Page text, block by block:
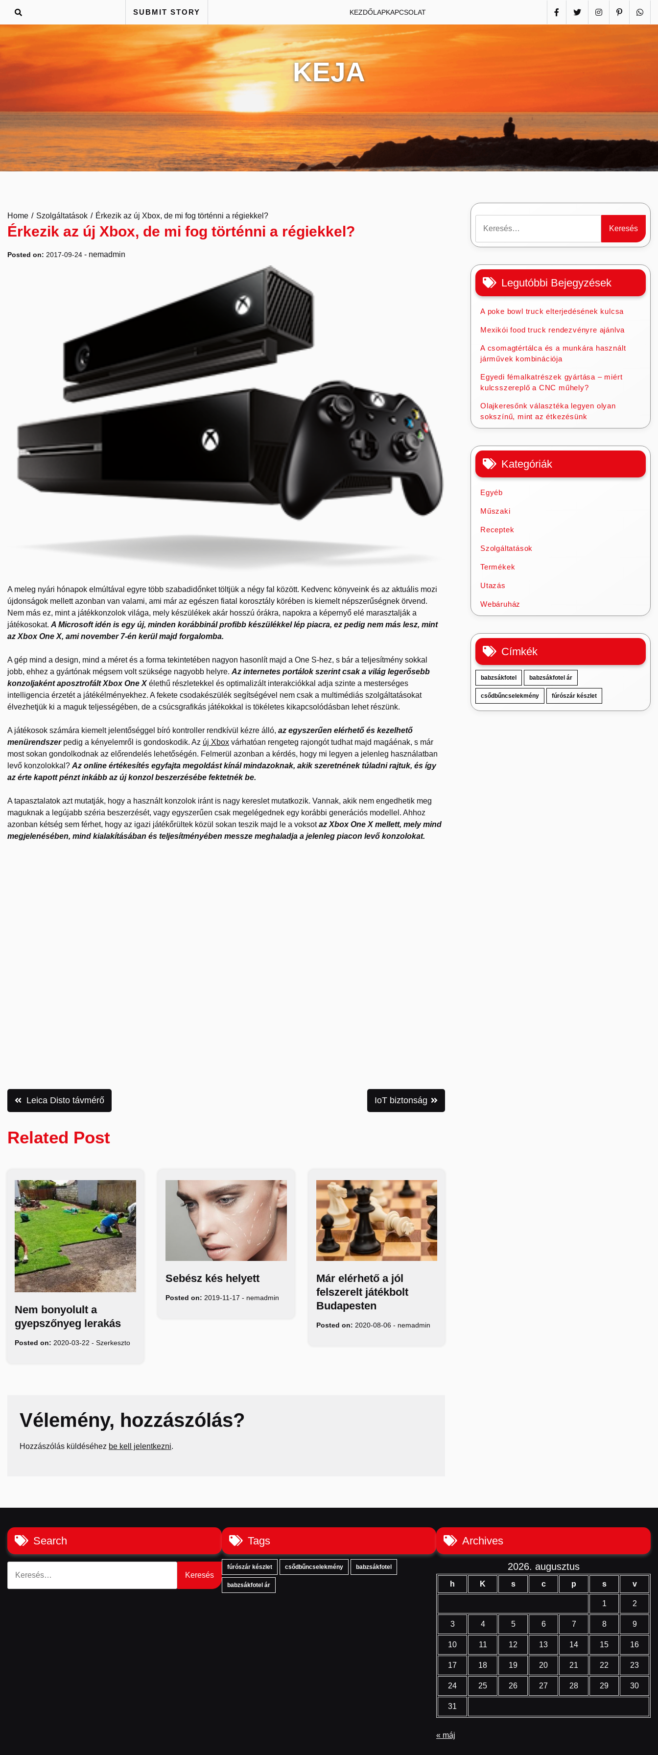
content
SUBMIT STORY KEZDŐLAPKAPCSOLAT
KEJA
Home Szolgáltatások Érkezik az új Xbox, de mi fog történni a régiekkel?
Érkezik az új Xbox, de mi fog történni a régiekkel?
Posted on: 2017-09-24 - nemadmin
A meleg nyári hónapok elmúltával egyre több szabadidőnket töltjük a négy fal között. Kedvenc könyveink és az aktuális mozi
újdonságok mellett azonban van valami, ami már az egészen fiatal korosztály körében is kiemelt népszerűségnek örvend.
Nem más ez, mint a játékkonzolok világa, mely készülékek akár hosszú órákra, napokra a képernyő elé marasztalják a
játékosokat. A Microsoft idén is egy új, minden korábbinál profibb készülékkel lép piacra, ez pedig nem más lesz, mint
az Xbox One X, ami november 7-én kerül majd forgalomba.
A gép mind a design, mind a méret és a forma tekintetében nagyon hasonlít majd a One S-hez, s bár a teljesítmény sokkal
jobb, ehhez a gyártónak mégsem volt szüksége nagyobb helyre. Az internetes portálok szerint csak a világ legerősebb
konzoljaként aposztrofált Xbox One Xélethű részletekkel és optimalizált interakciókkal adja szinte a mesterséges
intelligencia érzetét a játékélményekhez. A fekete csodakészülék segítségével nem csak a multimédiás szolgáltatásokat
élvezhetjük ki a maguk teljességében, de a csúcsgrafikás játékokkal is tökéletes kikapcsolódásban lehet részünk.
A játékosok számára kiemelt jelentőséggel bíró kontroller rendkívül kézre álló, az egyszerűen elérhető és kezelhető
menürendszerpedig a kényelemről is gondoskodik. Az új Xbox várhatóan rengeteg rajongót tudhat majd magáénak, s már
most sokan gondolkodnak az előrendelés lehetőségén. Felmerül azonban a kérdés, hogy mi legyen a jelenleg használatban
levő konzolokkal? Az online értékesítés egyfajta megoldást kínál mindazoknak, akik szeretnének túladni rajtuk, és így
az érte kapott pénzt inkább az új konzol beszerzésébe fektetnék be.
A tapasztalatok azt mutatják, hogy a használt konzolok iránt is nagy kereslet mutatkozik. Vannak, akik nem engedhetik meg
maguknak a legújabb széria beszerzését, vagy egyszerűen csak megelégednek egy korábbi generációs modellel. Ahhoz
azonban kétség sem férhet, hogy az igazi játékőrültek közül sokan teszik majd le a voksotaz Xbox One X mellett, mely mind
megjelenésében, mind kialakításában és teljesítményében messze meghaladja a jelenleg piacon levő konzolokat.
Bejegyzés
navigáció
Leica Disto távmérő IoT biztonság
Related Post
Nem bonyolult a
gyepszőnyeg lerakás
Posted on: 2020-03-22 - Szerkeszto
Sebész kés helyett
Posted on: 2019-11-17 - nemadmin
Már elérhető a jól
felszerelt játékbolt
Budapesten
Posted on: 2020-08-06- nemadmin
Vélemény, hozzászólás?
Hozzászólás küldéséhez be kell jelentkezni.
Legutóbbi Bejegyzések
A poke bowl truck elterjedésének kulcsa
Mexikói food truck rendezvényre ajánlva
A csomagtértálca és a munkára használt
járművek kombinációja
Egyedi fémalkatrészek gyártása – miért
kulcsszereplő a CNC műhely?
Olajkeresőnk választéka legyen olyan
sokszínű, mint az étkezésünk
Kategóriák
Egyéb
Műszaki
Receptek
Szolgáltatások
Termékek
Utazás
Webáruház
Címkék
babzsákfotel babzsákfotel ár
csődbűncselekmény fúrószár készlet
Search Tags
fúrószár készlet csődbűncselekmény babzsákfotel
babzsákfotel ár
Archives
2026. augusztus
h K s c p s v
1 2
3 4 5 6 7 8 9
10 11 12 13 14 15 16
17 18 19 20 21 22 23
24 25 26 27 28 29 30
31
« máj